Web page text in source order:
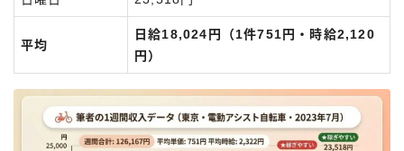
平均
日給18,024円（1件751円・時給2,120
円）